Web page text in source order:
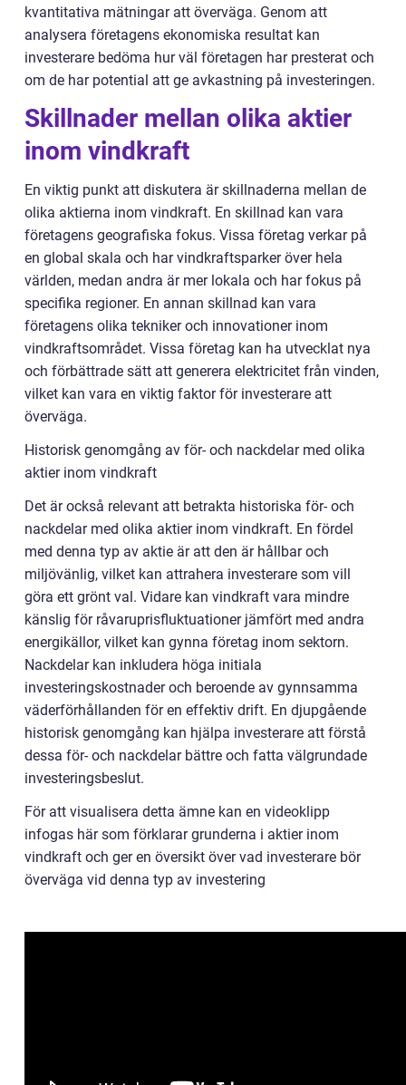
kvantitativa mätningar att överväga. Genom att
analysera företagens ekonomiska resultat kan
investerare bedöma hur väl företagen har presterat och
om de har potential att ge avkastning på investeringen.
Skillnader mellan olika aktier
inom vindkraft
En viktig punkt att diskutera är skillnaderna mellan de
olika aktierna inom vindkraft. En skillnad kan vara
företagens geografiska fokus. Vissa företag verkar på
en global skala och har vindkraftsparker över hela
världen, medan andra är mer lokala och har fokus på
specifika regioner. En annan skillnad kan vara
företagens olika tekniker och innovationer inom
vindkraftsområdet. Vissa företag kan ha utvecklat nya
och förbättrade sätt att generera elektricitet från vinden,
vilket kan vara en viktig faktor för investerare att
överväga.
Historisk genomgång av för- och nackdelar med olika
aktier inom vindkraft
Det är också relevant att betrakta historiska för- och
nackdelar med olika aktier inom vindkraft. En fördel
med denna typ av aktie är att den är hållbar och
miljövänlig, vilket kan attrahera investerare som vill
göra ett grönt val. Vidare kan vindkraft vara mindre
känslig för råvaruprisfluktuationer jämfört med andra
energikällor, vilket kan gynna företag inom sektorn.
Nackdelar kan inkludera höga initiala
investeringskostnader och beroende av gynnsamma
väderförhållanden för en effektiv drift. En djupgående
historisk genomgång kan hjälpa investerare att förstå
dessa för- och nackdelar bättre och fatta välgrundade
investeringsbeslut.
För att visualisera detta ämne kan en videoklipp
infogas här som förklarar grunderna i aktier inom
vindkraft och ger en översikt över vad investerare bör
överväga vid denna typ av investering